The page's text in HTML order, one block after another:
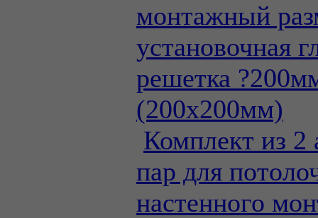
монтажный
установочная
решетка
(200х200мм)
Комплект из 2
пар для
настенного